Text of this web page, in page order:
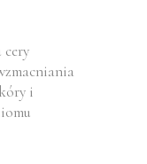
cery
i